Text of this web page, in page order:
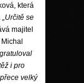
která
„Určitě se
majitel
i pro
velký